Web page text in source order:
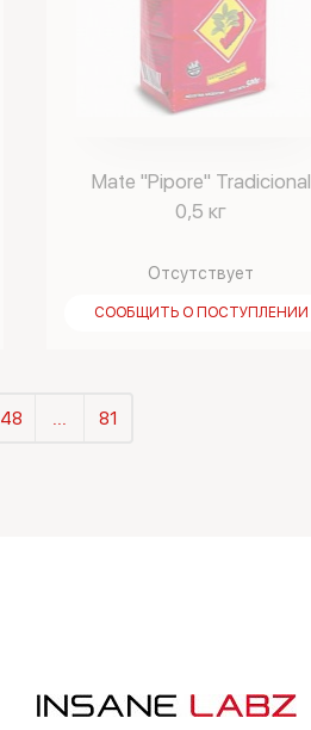
Mate "Pipore" Tradicional
0,5 кг
Отсутствует
СООБЩИТЬ О ПОСТУПЛЕНИИ
48 ... 81